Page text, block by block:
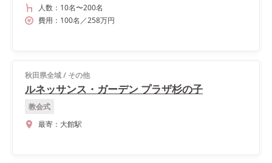
人数： 10名〜200名
費用： 100名 ／258万円
秋田県全域/ その他
ルネッサンス・ガーデン プラザ杉の子
教会式
最寄： 大館駅